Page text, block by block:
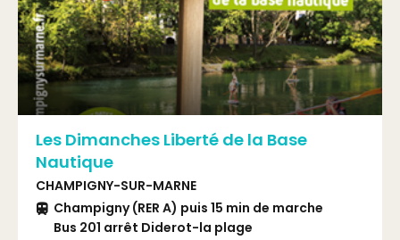
Les Dimanches Liberté de la Base
Nautique
CHAMPIGNY-SUR-MARNE
Champigny (RER A) puis 15 min de marche
Bus 201 arrêt Diderot-la plage